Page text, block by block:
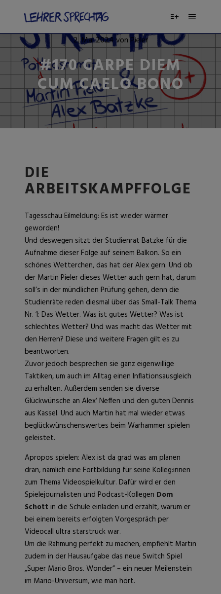
2. Mai 2024vonPieler
#170 CARPE DIEM
CUM CAELO BONO
DIE
ARBEITSKAMPFFOLGE
Tagesschau Eilmeldung: Es ist wieder wärmer
geworden!
Und deswegen sitzt der Studienrat Batzke für die
Aufnahme dieser Folge auf seinem Balkon. So ein
schönes Wetterchen, das hat der Alex gern. Und ob
der Martin Pieler dieses Wetter auch gern hat, darum
soll’s in der mündlichen Prüfung gehen, denn die
Studienräte reden diesmal über das Small-Talk Thema
Nr. 1: Das Wetter. Was ist gutes Wetter? Was ist
schlechtes Wetter? Und was macht das Wetter mit
den Herren? Diese und weitere Fragen gilt es zu
beantworten.
Zuvor jedoch besprechen sie ganz eigenwillige
Taktiken, um auch im Alltag einen Inflationsausgleich
zu erhalten. Außerdem senden sie diverse
Glückwünsche an Alex‘ Neffen und den guten Dennis
aus Kassel. Und auch Martin hat mal wieder etwas
beglückwünschenswertes beim Warhammer spielen
geleistet.
Apropos spielen: Alex ist da grad was am planen
dran, nämlich eine Fortbildung für seine Kolleg:innen
zum Thema Videospielkultur. Dafür wird er den
Spielejournalisten und Podcast-Kollegen Dom
Schott in die Schule einladen und erzählt, warum er
bei einem bereits erfolgten Vorgespräch per
Videocall ultra starstruck war.
Um die Rahmung perfekt zu machen, empfiehlt Martin
zudem in der Hausaufgabe das neue Switch Spiel
„Super Mario Bros. Wonder“ – ein neuer Meilenstein
im Mario-Universum, wie man hört.